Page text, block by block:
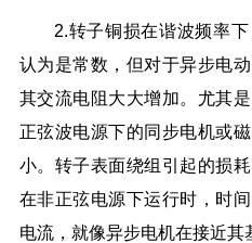
2.转子铜损在谐波频率
认为是常数，但对于异步电
其交流电阻大大增加。尤其
正弦波电源下的同步电机或
小。转子表面绕组引起的损
在非正弦电源下运行时，时
电流，就像异步电机在接近其